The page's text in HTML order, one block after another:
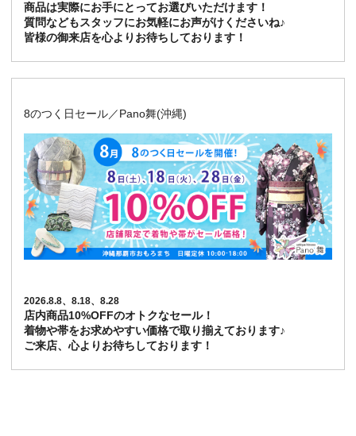
商品は実際にお手にとってお選びいただけます！
質問などもスタッフにお気軽にお声がけくださいね♪
皆様の御来店を心よりお待ちしております！
8のつく日セール／Pano舞(沖縄)
2026.8.8、8.18、8.28
店内商品10%OFFのオトクなセール！
着物や帯をお求めやすい価格で取り揃えております♪
ご来店、心よりお待ちしております！